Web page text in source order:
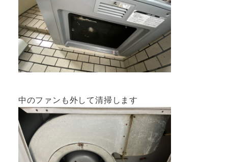
中のファンも外して清掃します